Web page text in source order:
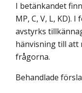
I betänkandet
MP, C, V, L, KD).
avstyrks
hänvisning till att
frågorna.
Behandlade